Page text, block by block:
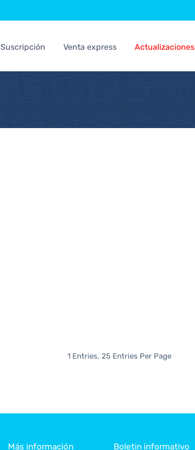
Suscripción Venta express Actualizaciones
1 Entries, 25 Entries Per Page
Más información Boletin informativo